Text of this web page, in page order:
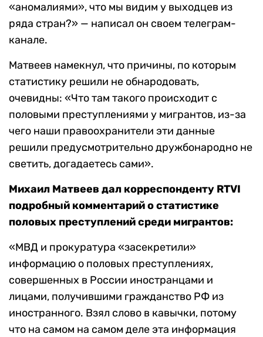
«аномалиями», что мы видим у выходцев из
ряда стран?» — написал он своем телеграм-
канале.
Матвеев намекнул, что причины, по которым
статистику решили не обнародовать,
очевидны: «Что там такого происходит с
половыми преступлениями у мигрантов, из-за
чего наши правоохранители эти данные
решили предусмотрительно дружбонародно не
светить, догадаетесь сами».
Михаил Матвеев дал корреспонденту RTVI
подробный комментарий о статистике
половых преступлений среди мигрантов:
«МВД и прокуратура «засекретили»
информацию о половых преступлениях,
совершенных в России иностранцами и
лицами, получившими гражданство РФ из
иностранного. Взял слово в кавычки, потому
что на самом на самом деле эта информация